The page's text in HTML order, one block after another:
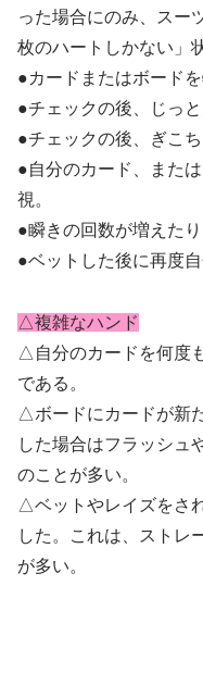
った場合にのみ、スー
枚のハートしかない」
●カードまたはボード
●チェックの後、じっと
●チェックの後、ぎこ
●自分のカード、また
視。
●瞬きの回数が増えた
●ベットした後に再度
△複雑なハンド
△自分のカードを何度
である。
△ボードにカードが新
した場合はフラッシュ
のことが多い。
△ベットやレイズをさ
した。これは、ストレ
が多い。